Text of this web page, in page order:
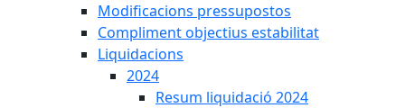
Modificacions pressupostos
Compliment objectius estabilitat
Liquidacions
2024
Resum liquidació 2024